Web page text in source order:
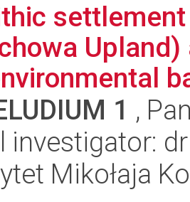
1 ,
investigator:
Mikołaja